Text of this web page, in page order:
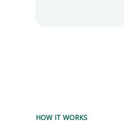
HOW IT WORKS